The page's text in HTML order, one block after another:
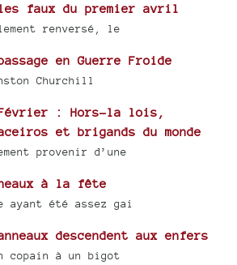
les faux du premier avril
renversé, le
en Guerre Froide
Churchill
Février : Hors-la lois,
et brigands du monde
provenir d’une
à la fête
ayant été assez gai
descendent aux enfers
copain à un bigot